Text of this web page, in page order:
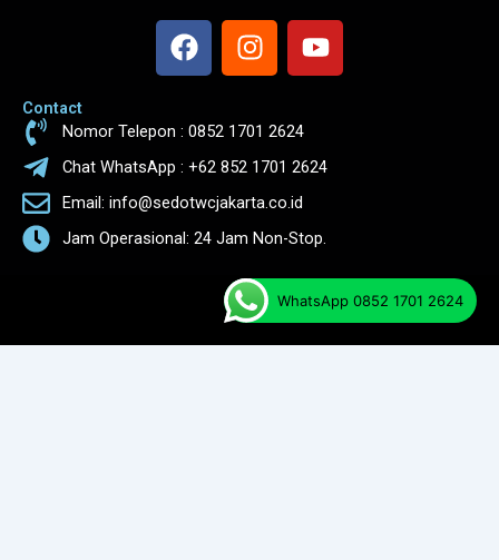
F
a
b
o
o
k
I
n
a
g
r
a
m
Y
o
b
Contact
Nomor Telepon : 0852 1701 2624
Chat WhatsApp : +62 852 1701 2624
Email: info@sedotwcjakarta.co.id
Jam Operasional: 24 Jam Non-Stop.
MenuWhatsApp 0852 1701 2624